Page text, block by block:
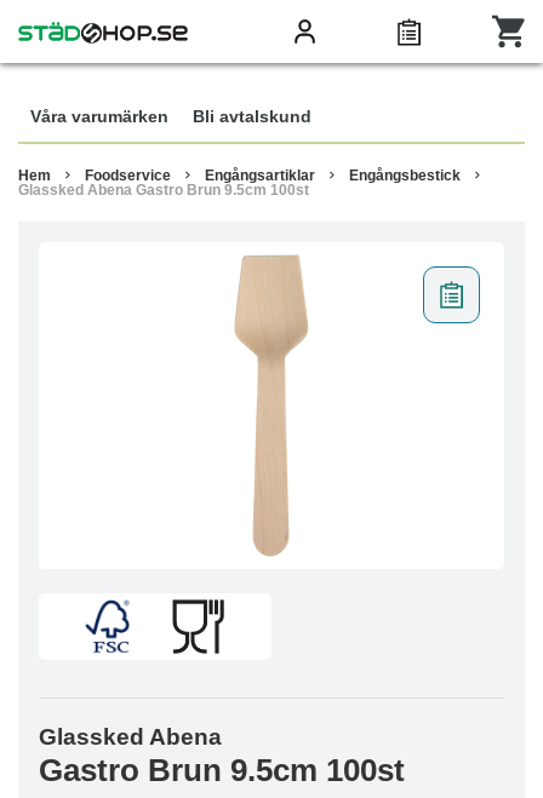
Våra varumärken Bli avtalskund
Hem Foodservice Engångsartiklar
Engångsbestick
Glassked Abena Gastro Brun 9.5cm 100st
Glassked Abena
Gastro Brun 9.5cm 100st